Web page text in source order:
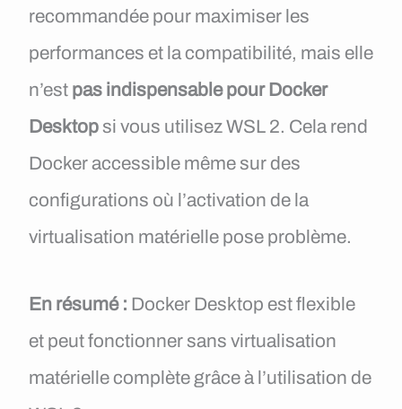
recommandée pour maximiser les
performances et la compatibilité, mais elle
n’est pas indispensable pour Docker
Desktopsi vous utilisez WSL 2. Cela rend
Docker accessible même sur des
configurations où l’activation de la
virtualisation matérielle pose problème.
En résumé : Docker Desktop est flexible
et peut fonctionner sans virtualisation
matérielle complète grâce à l’utilisation de